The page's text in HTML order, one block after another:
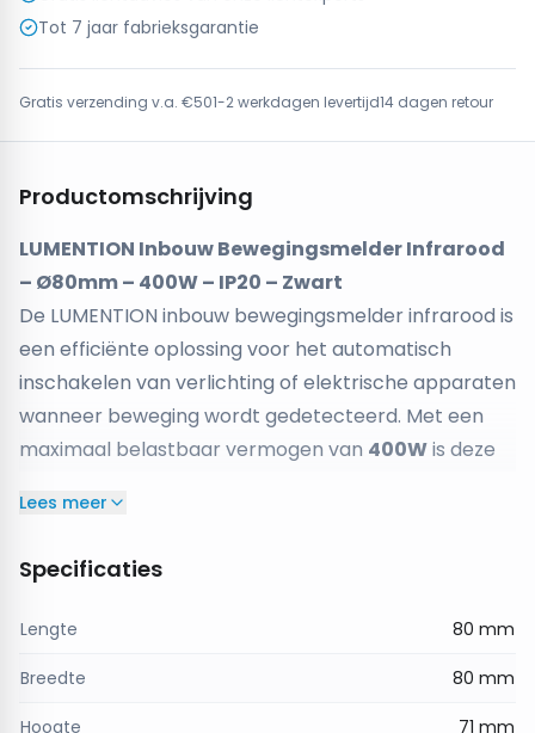
Tot 7 jaar fabrieksgarantie
Gratis verzending v.a. €501-2 werkdagen levertijd14 dagen retour
Productomschrijving
LUMENTION Inbouw Bewegingsmelder Infrarood
– Ø80mm – 400W – IP20 – Zwart
De LUMENTION inbouw bewegingsmelder infrarood is
een efficiënte oplossing voor het automatisch
inschakelen van verlichting of elektrische apparaten
wanneer beweging wordt gedetecteerd. Met een
maximaal belastbaar vermogen van 400Wis deze
gangen, keukens, kantoren en andere
Dankzij hetinbouwontwerp
bewegingsmelder netjes en discreet worden
diameter van
71 mmen
een benodigde
is de
Lees meer
Specificaties
Lengte 80 mm
Breedte 80 mm
Hoogte 71 mm